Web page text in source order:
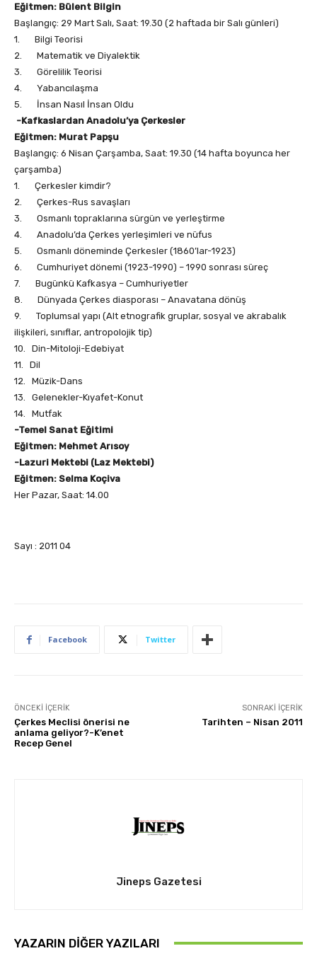
Eğitmen: Bülent Bilgin
Başlangıç: 29 Mart Salı, Saat: 19.30 (2 haftada bir Salı günleri)
1. Bilgi Teorisi
2. Matematik ve Diyalektik
3. Görelilik Teorisi
4. Yabancılaşma
5. İnsan Nasıl İnsan Oldu
-Kafkaslardan Anadolu’ya Çerkesler
Eğitmen: Murat Papşu
Başlangıç: 6 Nisan Çarşamba, Saat: 19.30 (14 hafta boyunca her
çarşamba)
1. Çerkesler kimdir?
2. Çerkes-Rus savaşları
3. Osmanlı topraklarına sürgün ve yerleştirme
4. Anadolu’da Çerkes yerleşimleri ve nüfus
5. Osmanlı döneminde Çerkesler (1860’lar-1923)
6. Cumhuriyet dönemi (1923-1990) – 1990 sonrası süreç
7. Bugünkü Kafkasya – Cumhuriyetler
8. Dünyada Çerkes diasporası – Anavatana dönüş
9. Toplumsal yapı (Alt etnografik gruplar, sosyal ve akrabalık
ilişkileri, sınıflar, antropolojik tip)
10. Din-Mitoloji-Edebiyat
11. Dil
12. Müzik-Dans
13. Gelenekler-Kıyafet-Konut
14. Mutfak
-Temel Sanat Eğitimi
Eğitmen: Mehmet Arısoy
-Lazuri Mektebi (Laz Mektebi)
Eğitmen: Selma Koçiva
Her Pazar, Saat: 14.00
Sayı : 2011 04
Facebook Twitter
ÖNCEKI İÇERIK
Çerkes Meclisi önerisi ne
anlama geliyor?-K’enet
Recep Genel
SONRAKI İÇERIK
Tarihten – Nisan 2011
Jineps Gazetesi
YAZARIN DIĞER YAZILARI